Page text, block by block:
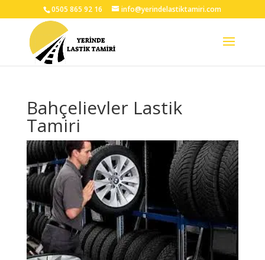
0505 865 92 16 info@yerindelastiktamiri.com
Bahçelievler Lastik
Tamiri